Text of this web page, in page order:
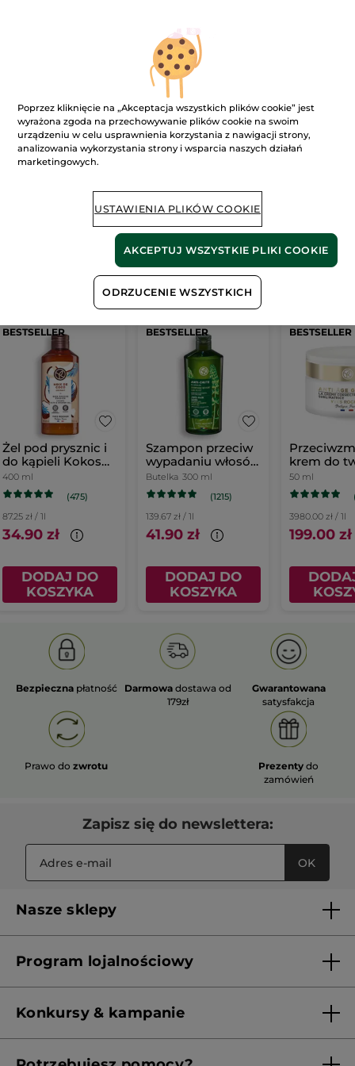
Ups!
Wygląda na to, że ta strona już nie istnieje
link jest nieprawidłowy.
BESTSELLER
Żel pod prysznic i
do kąpieli Kokos
400 ml
400 ml
(475)
87.25 zł / 1l
34.90 zł
DODAJ DO
KOSZYKA
BESTSELLER
Szampon przeciw
wypadaniu włosów
z białym łubinem
Butelka 300 ml
(1215)
139.67 zł / 1l
41.90 zł
DODAJ DO
KOSZYKA
BESTSELLER
krem do
dzień
50 ml
3980.00 zł / 1l
199.00 zł
Bezpieczna płatność Darmowa dostawa od
179zł
Gwarantowana
satysfakcja
Prawo dozwrotu Prezenty do
zamówień
Zapisz się do newslettera:
OK
Nasze sklepy
Franczyza
Program lojalnościowy
Konkursy & kampanie
Poprzez kliknięcie na „Akceptacja wszystkich plików cookie” jest
wyrażona zgoda na przechowywanie plików cookie na swoim
urządzeniu w celu usprawnienia korzystania z nawigacji strony,
analizowania wykorzystania strony i wsparcia naszych działań
marketingowych.
USTAWIENIA PLIKÓW COOKIE
ODRZUCENIE WSZYSTKICH
AKCEPTUJ WSZYSTKIE PLIKI COOKIE